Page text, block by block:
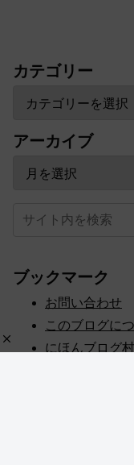
カテゴリー
アーカイブ
ブックマーク
お問い合わせ
このブログに
にほんブログ村